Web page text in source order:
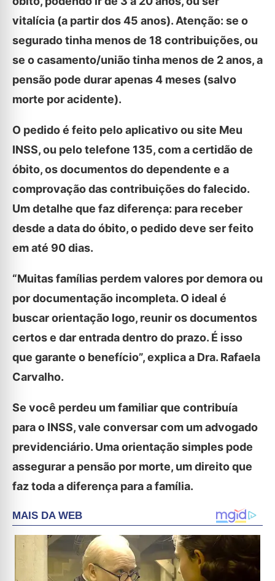
vitalícia (a partir dos 45 anos). Atenção: se o
segurado tinha menos de 18 contribuições, ou
se o casamento/união tinha menos de 2 anos, a
pensão pode durar apenas 4 meses (salvo
morte por acidente).
O pedido é feito pelo aplicativo ou site Meu
INSS, ou pelo telefone 135, com a certidão de
óbito, os documentos do dependente e a
comprovação das contribuições do falecido.
Um detalhe que faz diferença: para receber
desde a data do óbito, o pedido deve ser feito
em até 90 dias.
“Muitas famílias perdem valores por demora ou
por documentação incompleta. O ideal é
buscar orientação logo, reunir os documentos
certos e dar entrada dentro do prazo. É isso
que garante o benefício”, explica a Dra. Rafaela
Carvalho.
Se você perdeu um familiar que contribuía
para o INSS, vale conversar com um advogado
previdenciário. Uma orientação simples pode
assegurar a pensão por morte, um direito que
faz toda a diferença para a família.